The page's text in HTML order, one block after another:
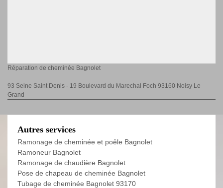
Réparation de cheminée Bagnolet
93 Seine Saint Denis - 19 Boulevard du Marechal Foch 93160 Noisy Le
Grand
Autres services
Ramonage de cheminée et poêle Bagnolet
Ramoneur Bagnolet
Ramonage de chaudière Bagnolet
Pose de chapeau de cheminée Bagnolet
Tubage de cheminée Bagnolet 93170